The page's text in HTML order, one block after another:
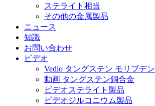
ステライト相当
その他の金属製品
ニュース
知識
お問い合わせ
ビデオ
Vedio タングステン モリブデン
動画 タングステン銅合金
ビデオステライト製品
ビデオジルコニウム製品